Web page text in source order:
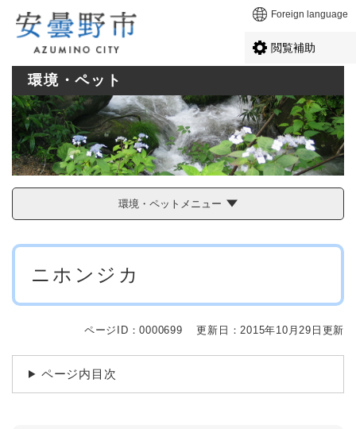
メニューを飛ばして本文へ Foreign language
閲覧補助
環境・ペット
環境・ペットメニュー
本
ニホンジカ
ページID：0000699 更新日：2015年10月29日更新
ページ内目次